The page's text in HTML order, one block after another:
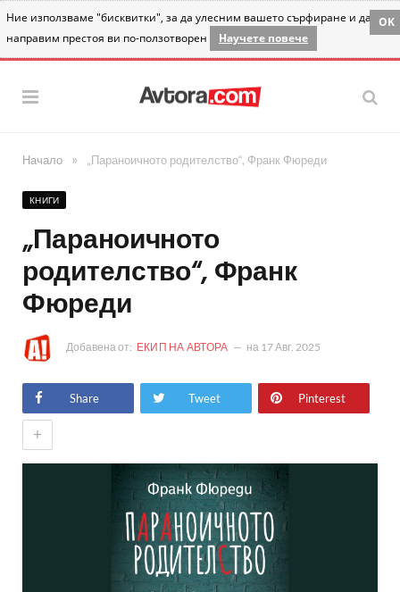
Ние използваме "бисквитки", за да улесним вашето сърфиране и да
направим престоя ви по-ползотворен
Научете повече
OK
Начало » „Параноичното родителство“, Франк Фюреди
КНИГИ
„Параноичното
родителство“, Франк
Фюреди
Добавена от: ЕКИП НА АВТОРА на 17 Авг. 2025
Share Tweet Pinterest
+